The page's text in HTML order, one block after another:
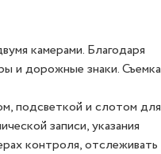
камерами. Благодаря
и дорожные знаки. Съемка
подсветкой и слотом для
записи, указания
контроля, отслеживать